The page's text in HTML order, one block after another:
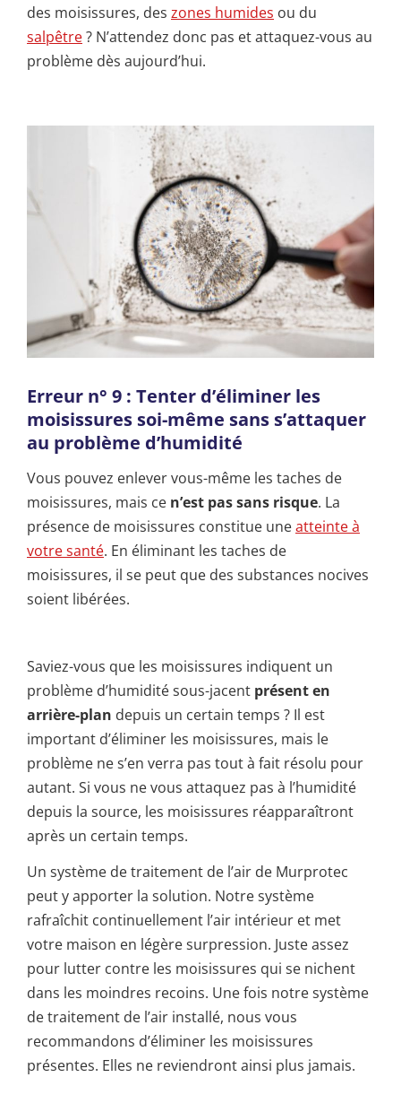
des moisissures, des zones humides ou du
salpêtre? N’attendez donc pas et attaquez-vous au
problème dès aujourd’hui.
Erreur n° 9 : Tenter d’éliminer les
moisissures soi-même sans s’attaquer
au problème d’humidité
Vous pouvez enlever vous-même les taches de
moisissures, mais ce n’est pas sans risque. La
présence de moisissures constitue uneatteinte à
votre santé. En éliminant les taches de
moisissures, il se peut que des substances nocives
soient libérées.
Saviez-vous que les moisissures indiquent un
problème d’humidité sous-jacent présent en
arrière-plan depuis un certain temps ? Il est
important d’éliminer les moisissures, mais le
problème ne s’en verra pas tout à fait résolu pour
autant. Si vous ne vous attaquez pas à l’humidité
depuis la source, les moisissures réapparaîtront
après un certain temps.
Un système de traitement de l’air de Murprotec
peut y apporter la solution. Notre système
rafraîchit continuellement l’air intérieur et met
votre maison en légère surpression. Juste assez
pour lutter contre les moisissures qui se nichent
dans les moindres recoins. Une fois notre système
de traitement de l’air installé, nous vous
recommandons d’éliminer les moisissures
présentes. Elles ne reviendront ainsi plus jamais.